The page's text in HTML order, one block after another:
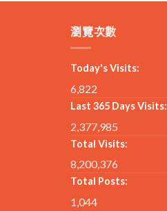
瀏覽次數
Today's Visits:
6,822
Last 365 Days Visits:
2,377,985
Total Visits:
8,200,376
Total Posts:
1,044